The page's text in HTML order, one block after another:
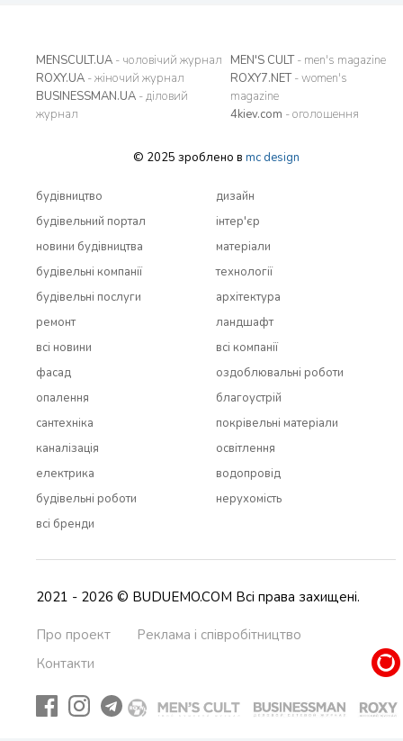
MENSCULT.UA - чоловічий журнал
ROXY.UA - жіночий журнал
BUSINESSMAN.UA - діловий
журнал
MEN'S CULT- men's magazine
ROXY7.NET- women's
magazine
4kiev.com - оголошення
© 2025 зроблено в mc design
будівництво
будівельний портал
новини будівництва
будівельні компанії
будівельні послуги
ремонт
всi новини
дизайн
інтер'єр
матеріали
технології
архітектура
ландшафт
всi компанії
фасад
опалення
сантехніка
каналізація
електрика
будівельні роботи
всi бренди
оздоблювальні роботи
благоустрій
покрівельні матеріали
освітлення
водопровід
нерухомість
2021 - 2026 © BUDUEMO.COM Всі права захищені.
Про проект
Реклама і співробітництво
Контакти